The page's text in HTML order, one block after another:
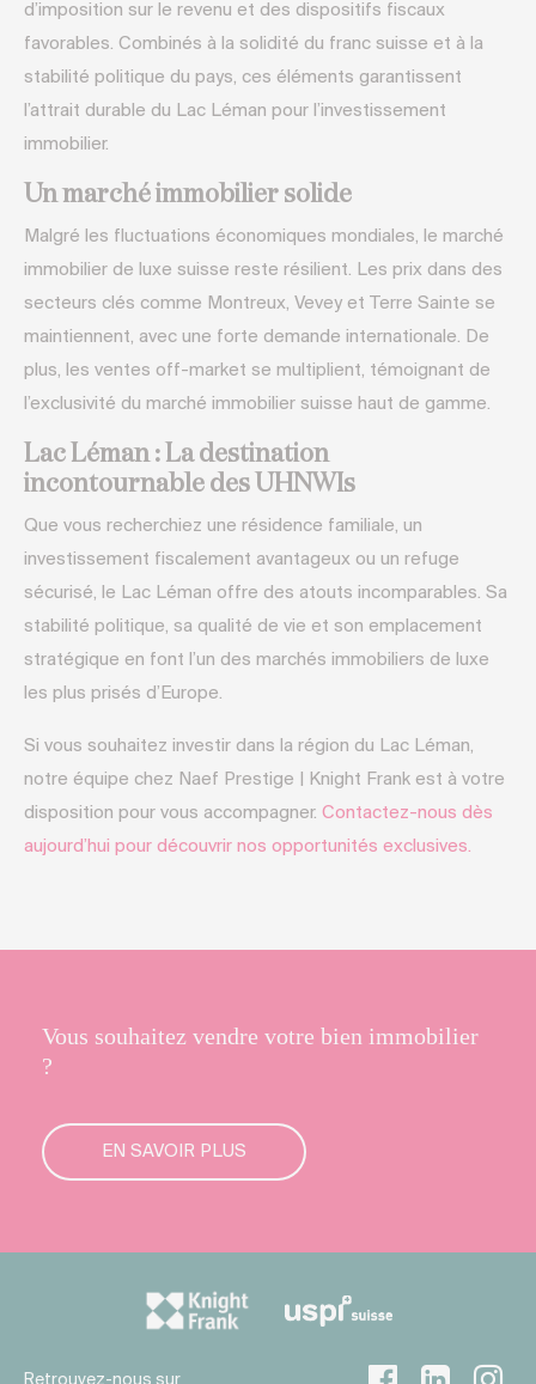
d’imposition sur le revenu et des dispositifs fiscaux
favorables. Combinés à la solidité du franc suisse et à la
stabilité politique du pays, ces éléments garantissent
l’attrait durable du Lac Léman pour l’investissement
immobilier.
Un marché immobilier solide
Malgré les fluctuations économiques mondiales, le marché
immobilier de luxe suisse reste résilient. Les prix dans des
secteurs clés comme Montreux, Vevey et Terre Sainte se
maintiennent, avec une forte demande internationale. De
plus, les ventes off-market se multiplient, témoignant de
l’exclusivité du marché immobilier suisse haut de gamme.
Lac Léman : La destination
incontournable des UHNWIs
Que vous recherchiez une résidence familiale, un
investissement fiscalement avantageux ou un refuge
sécurisé, le Lac Léman offre des atouts incomparables. Sa
stabilité politique, sa qualité de vie et son emplacement
stratégique en font l’un des marchés immobiliers de luxe
les plus prisés d’Europe.
Si vous souhaitez investir dans la région du Lac Léman,
notre équipe chez Naef Prestige | Knight Frank est à votre
disposition pour vous accompagner. Contactez-nous dès
aujourd’hui pour découvrir nos opportunités exclusives.
Vous souhaitez vendre votre bien immobilier
?
EN SAVOIR PLUS